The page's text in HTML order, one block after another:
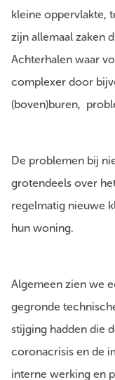
kleine oppervlakte,
zijn allemaal zaken
Achterhalen waar
complexer door
(boven)buren,
De problemen bij
grotendeels over
regelmatig nieuwe
hun woning.
Algemeen zien we
gegronde
stijging hadden die
coronacrisis en de
interne werking en